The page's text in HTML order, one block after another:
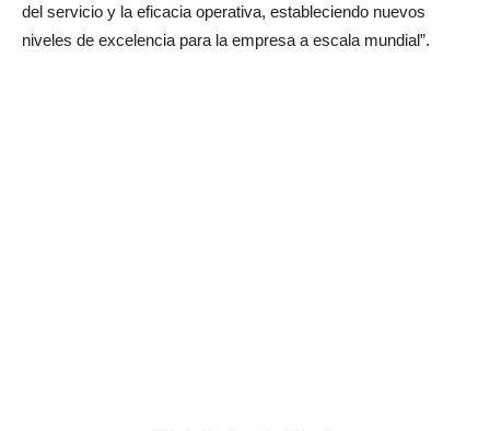
del servicio y la eficacia operativa, estableciendo nuevos
niveles de excelencia para la empresa a escala mundial”.